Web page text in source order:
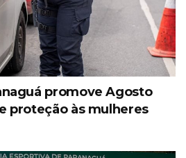
promove Agosto
proteção às mulheres